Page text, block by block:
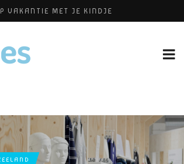
VAKANTIE MET JE KINDJE
YOGAPRAKTIJK THEA SMIT